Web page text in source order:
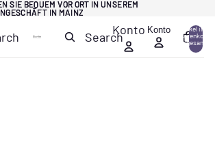
SIE BEQUEM VOR ORT IN UNSEREM
IN MAINZ
SIE BEQUEM VOR ORT IN UNSEREM
IN MAINZ
SearchKonto Konto
Artikel im
Warenkorb
insgesamt: